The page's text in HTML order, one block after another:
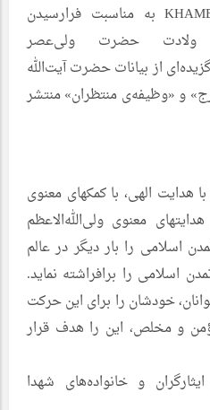
پایگاه اطلاع‌رسانی KHAMENEI.IR به مناسبت فرارسیدن
ولادت حضرت ولی‌عصر
از بیانات حضرت آیت‌الله
و «وظیفه‌ی منتظران» منتشر
هدایت الهی، با کمکهای معنوی
معنوی ولی‌الله‌الاعظم
اسلامی را بار دیگر در عالم
اسلامی را برافراشته نماید.
خودشان را برای این حرکت
و مخلص، این را هدف قرار
و خانواده‌های شهدا